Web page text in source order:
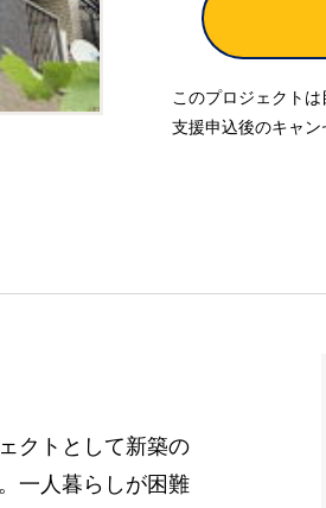
このプロジェクト
支援申込後のキャン
クトとして新築の
一人暮らしが困難